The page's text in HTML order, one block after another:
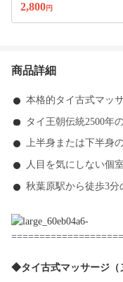
2,800円
商品詳細
本格的タイ古式マッ
タイ王朝伝統2500年
上半身または下半身
人目を気にしない個
秋葉原駅から徒歩3分
◆タイ古式マッサージ（